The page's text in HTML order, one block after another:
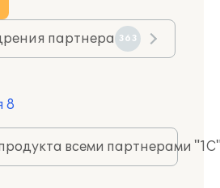
партнера 363
8
всеми партнерами